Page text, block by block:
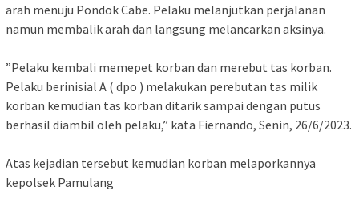
arah menuju Pondok Cabe. Pelaku melanjutkan perjalanan
namun membalik arah dan langsung melancarkan aksinya.
”Pelaku kembali memepet korban dan merebut tas korban.
Pelaku berinisial A ( dpo ) melakukan perebutan tas milik
korban kemudian tas korban ditarik sampai dengan putus
berhasil diambil oleh pelaku,” kata Fiernando, Senin, 26/6/2023.
Atas kejadian tersebut kemudian korban melaporkannya
kepolsek Pamulang